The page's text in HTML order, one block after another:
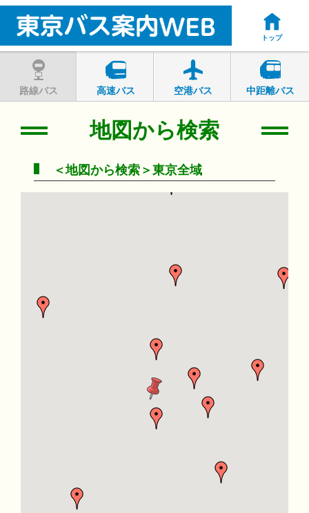
トップ
路線バス 高速バス 空港バス 中距離バス
地図から検索
＜地図から検索＞東京全域